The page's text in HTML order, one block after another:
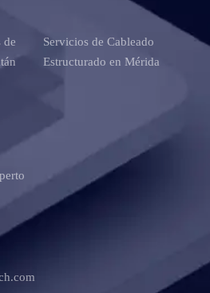
de
Servicios de Cableado
Estructurado en Mérida